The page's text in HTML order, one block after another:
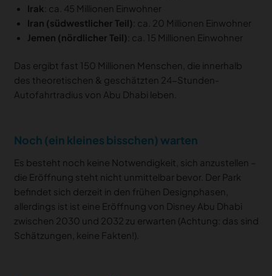
Irak : ca. 45 Millionen Einwohner
Iran (südwestlicher Teil) : ca. 20 Millionen Einwohner
Jemen (nördlicher Teil) : ca. 15 Millionen Einwohner
Das ergibt fast 150 Millionen Menschen, die innerhalb
des theoretischen & geschätzten 24-Stunden-
Autofahrtradius von Abu Dhabi leben.
Noch (ein kleines bisschen) warten
Es besteht noch keine Notwendigkeit, sich anzustellen –
die Eröffnung steht nicht unmittelbar bevor. Der Park
befindet sich derzeit in den frühen Designphasen,
allerdings ist ist eine Eröffnung von Disney Abu Dhabi
zwischen 2030 und 2032 zu erwarten (Achtung: das sind
Schätzungen, keine Fakten!).